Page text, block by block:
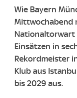
Wie Bayern
Mittwochabend
Nationaltorwart
Einsätzen in
Rekordmeister
Klub aus
bis 2029 aus.